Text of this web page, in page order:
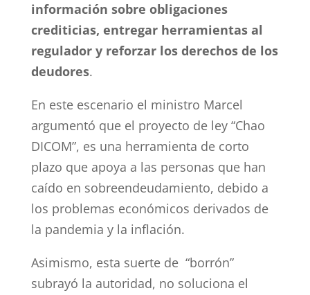
información sobre obligaciones
crediticias, entregar herramientas al
regulador y reforzar los derechos de los
deudores.
En este escenario el ministro Marcel
argumentó que el proyecto de ley “Chao
DICOM”, es una herramienta de corto
plazo que apoya a las personas que han
caído en sobreendeudamiento, debido a
los problemas económicos derivados de
la pandemia y la inflación.
Asimismo, esta suerte de “borrón”
subrayó la autoridad, no soluciona el